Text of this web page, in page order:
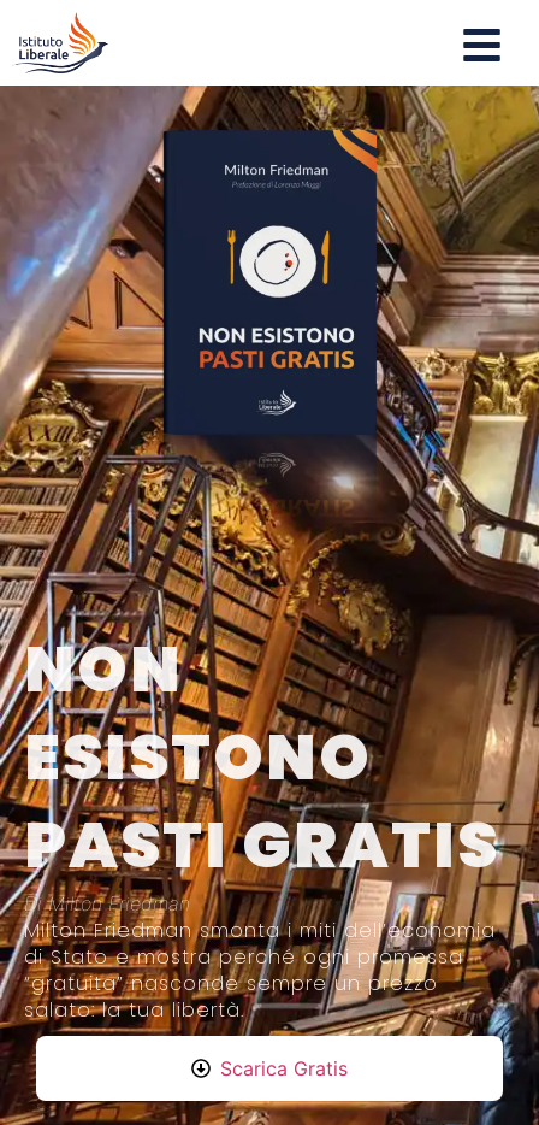
NON
ESISTONO
PASTI GRATIS
Di Milton Friedman
Milton Friedman smonta i miti dell’economia
di Stato e mostra perché ogni promessa
“gratuita” nasconde sempre un prezzo
salato: la tua libertà.
Scarica Gratis